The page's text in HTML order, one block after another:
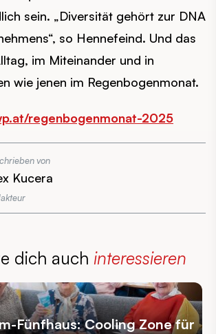
sein. „Diversität gehört zur DNA
so Hennefeind. Und das
im Miteinander und in
wie jenen im Regenbogenmonat.
regenbogenmonat-2025
von
Kucera
dich auch interessieren
Fünfhaus: Cooling Zone für